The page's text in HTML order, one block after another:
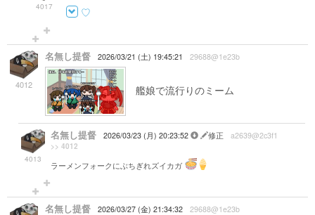
4017 ♡
4012
名無し提督 2026/03/21 (土) 19:45:21 29688@1e23b
艦娘で流行りのミーム
4013
名無し提督 2026/03/23 (月) 20:23:52 修正 a2639@2c3f1
>> 4012
ラーメンフォークにぶちぎれズイカガ
名無し提督 2026/03/27 (金) 21:34:32 29688@1e23b